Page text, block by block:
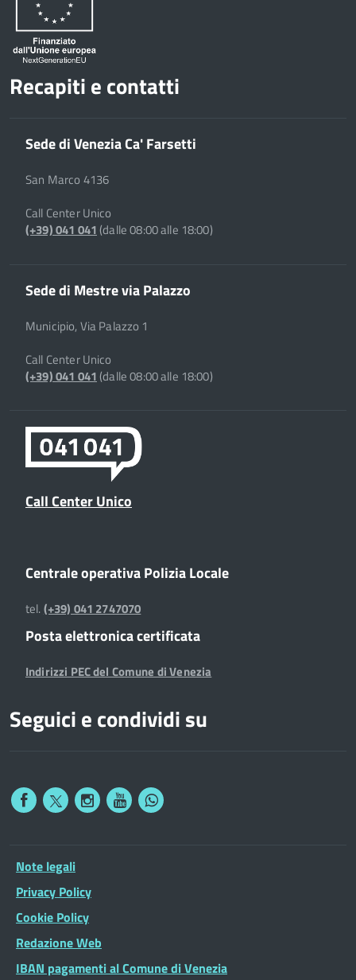
Recapiti e contatti
Sede di Venezia Ca' Farsetti
San Marco 4136
Call Center Unico
(+39) 041 041(dalle 08:00 alle 18:00)
Sede di Mestre via Palazzo
Municipio, Via Palazzo 1
Call Center Unico
(+39) 041 041(dalle 08:00 alle 18:00)
Call Center Unico
Centrale operativa Polizia Locale
tel.(+39) 041 2747070
Posta elettronica certificata
Indirizzi PEC del Comune di Venezia
Seguici e condividi su
Note legali
Privacy Policy
Cookie Policy
Redazione Web
IBAN pagamenti al Comune di Venezia